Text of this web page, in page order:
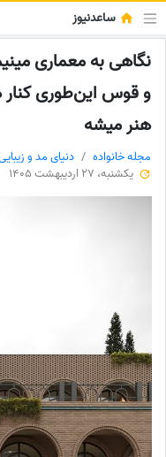
ساعدنیوز
نگاهی به معماری
و قوس این‌طوری
هنر میشه
مجله خانواده دنیای مد و
یکشنبه، 27 اردیبهشت 1405